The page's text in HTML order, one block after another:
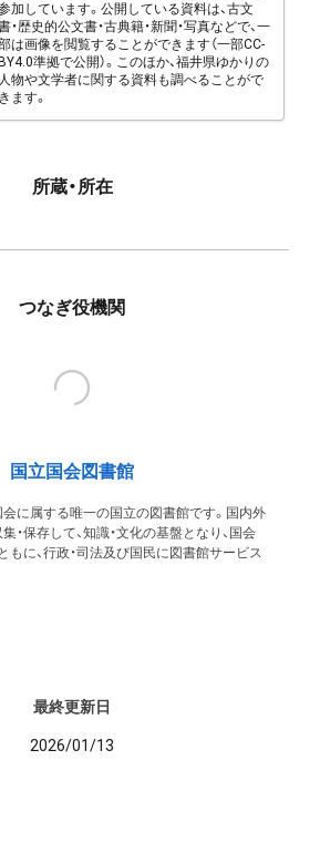
加しています。公開している資料は、古文
・歴史的公文書・古典籍・新聞・写真などで、一
は画像を閲覧することができます（一部CC-
BY4.0準拠で公開）。このほか、福井県ゆかりの
人物や文学者に関する資料も調べることがで
きます。
所蔵・所在
つなぎ役機関
国立国会図書館
会に属する唯一の国立の図書館です。国内外
・保存して、知識・文化の基盤となり、国会
に、行政・司法及び国民に図書館サービス
最終更新日
2026/01/13